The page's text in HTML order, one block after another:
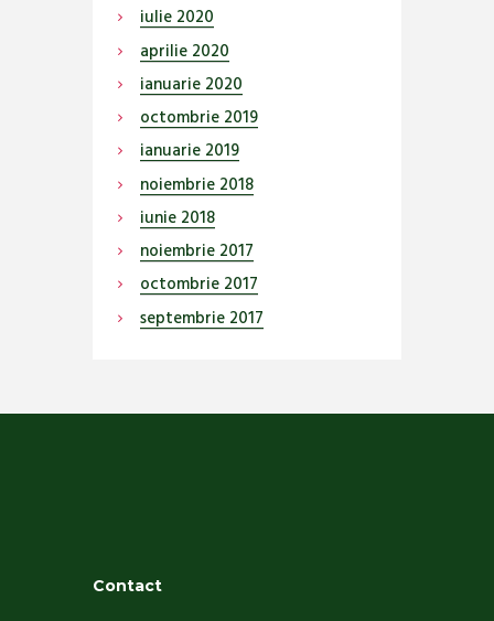
iulie 2020
aprilie 2020
ianuarie 2020
octombrie 2019
ianuarie 2019
noiembrie 2018
iunie 2018
noiembrie 2017
octombrie 2017
septembrie 2017
Contact